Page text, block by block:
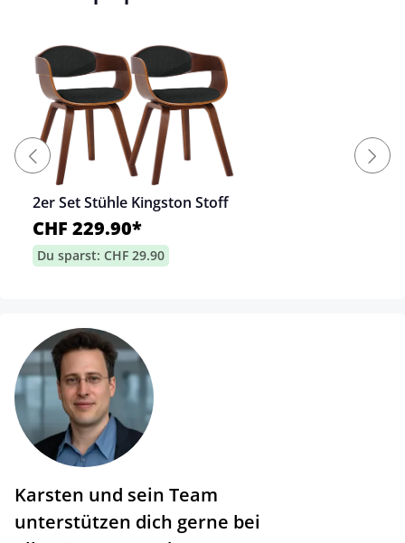
2er Set Stühle Kingston Stoff
CHF 229.90*
Du sparst: CHF 29.90
Karsten und sein Team
unterstützen dich gerne bei